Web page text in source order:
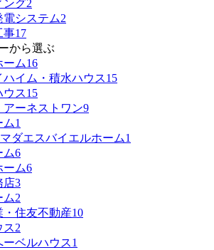
ング2
電システム2
事17
から選ぶ
ーム16
ハイム・積水ハウス15
ウス15
アーネストワン9
ム1
ダエスバイエルホーム1
ム6
ーム6
店3
ム2
・住友不動産10
ス2
ーベルハウス1